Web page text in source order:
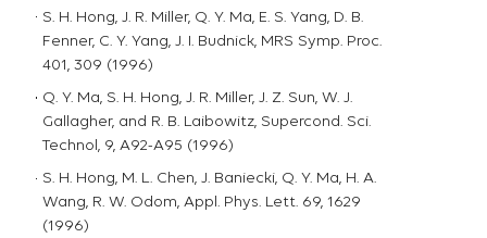
S. H. Hong, J. R. Miller, Q. Y. Ma, E. S. Yang, D. B.
Fenner, C. Y. Yang, J. I. Budnick, MRS Symp. Proc.
401, 309 (1996)
Q. Y. Ma, S. H. Hong, J. R. Miller, J. Z. Sun, W. J.
Gallagher, and R. B. Laibowitz, Supercond. Sci.
Technol, 9, A92-A95 (1996)
S. H. Hong, M. L. Chen, J. Baniecki, Q. Y. Ma, H. A.
Wang, R. W. Odom, Appl. Phys. Lett. 69, 1629
(1996)